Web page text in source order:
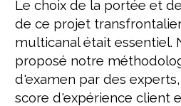
Le choix de la portée et
de ce projet
multicanal était essentiel.
proposé notre
d'examen par des
score d'expérience client